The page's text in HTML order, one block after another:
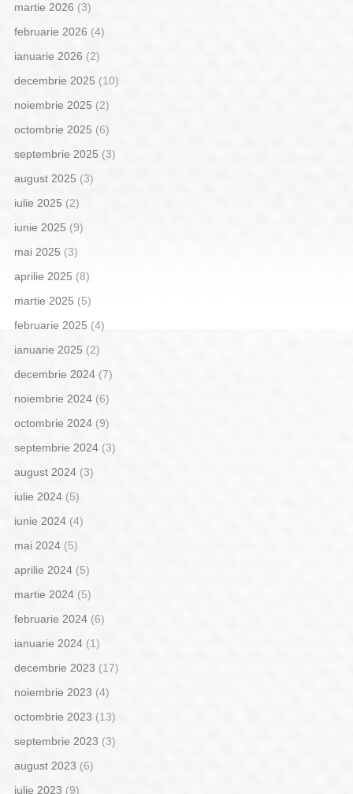
martie 2026 (3)
februarie 2026 (4)
ianuarie 2026 (2)
decembrie 2025 (10)
noiembrie 2025 (2)
octombrie 2025 (6)
septembrie 2025 (3)
august 2025 (3)
iulie 2025 (2)
iunie 2025 (9)
mai 2025 (3)
aprilie 2025 (8)
martie 2025 (5)
februarie 2025 (4)
ianuarie 2025 (2)
decembrie 2024(7)
noiembrie 2024(6)
octombrie 2024(9)
septembrie 2024(3)
august 2024(3)
iulie 2024(5)
iunie 2024(4)
mai 2024(5)
aprilie 2024(5)
martie 2024(5)
februarie 2024(6)
ianuarie 2024(1)
decembrie 2023 (17)
noiembrie 2023 (4)
octombrie 2023 (13)
septembrie 2023 (3)
august 2023 (6)
iulie 2023 (9)